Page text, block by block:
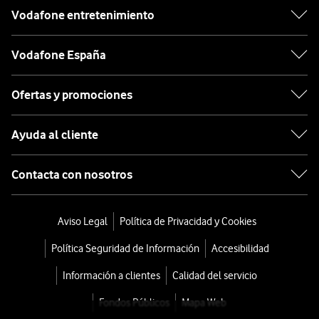
Vodafone entretenimiento
Vodafone España
Ofertas y promociones
Ayuda al cliente
Contacta con nosotros
Aviso Legal Política de Privacidad y Cookies
Política Seguridad de Información Accesibilidad
Información a clientes Calidad del servicio
Fondos Públicos Mapa Web